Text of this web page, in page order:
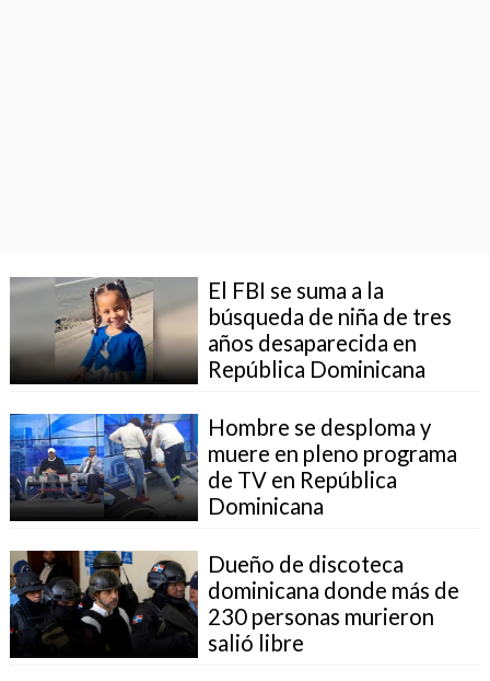
El FBI se suma a la
búsqueda de niña de tres
años desaparecida en
República Dominicana
Hombre se desploma y
muere en pleno programa
de TV en República
Dominicana
Dueño de discoteca
dominicana donde más de
230 personas murieron
salió libre